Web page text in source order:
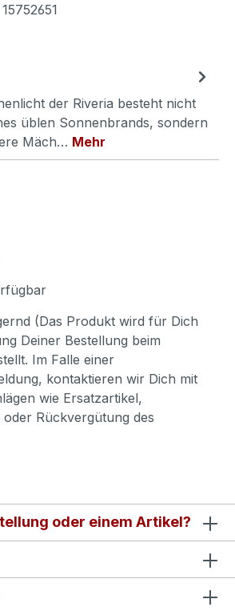
15752651
der Riveria besteht nicht
üblen Sonnenbrands, sondern
Mäch… Mehr
(Das Produkt wird für Dich
Deiner Bestellung beim
Im Falle einer
kontaktieren wir Dich mit
wie Ersatzartikel,
Rückvergütung des
oder einem Artikel?